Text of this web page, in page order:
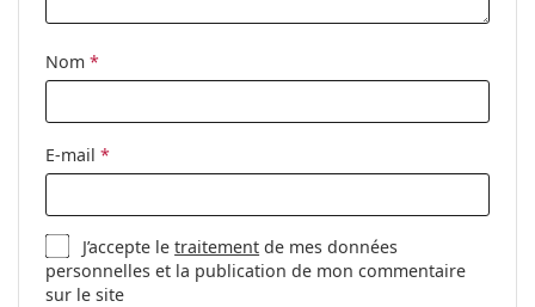
Nom *
E-mail *
J’accepte letraitement de mes données
personnelles et la publication de mon commentaire
sur le site